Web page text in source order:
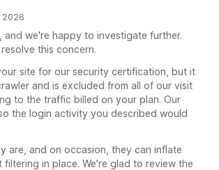
2026
we're happy to investigate further.
this concern.
site for our security certification, but it
and is excluded from all of our visit
to the traffic billed on your plan. Our
the login activity you described would
are, and on occasion, they can inflate
in place. We're glad to review the